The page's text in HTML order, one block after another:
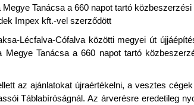
Tanácsa a 660 napot tartó
Impex kft.-vel szerződött
Lécfalva-Cófalva közötti megyei út
Megye Tanácsa a 660 napot tartó
az ajánlatokat újraértékelni, a vesztes
Táblabíróságnál. Az árverésre eredetileg